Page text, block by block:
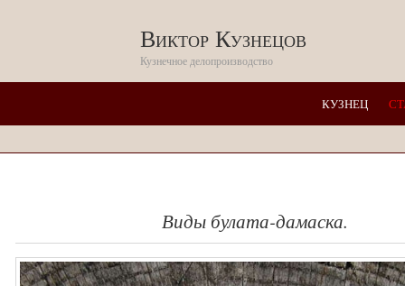
Виктор Кузнецов
Кузнечное делопроизводство
КУЗНЕЦ
Виды булата-дамаска.